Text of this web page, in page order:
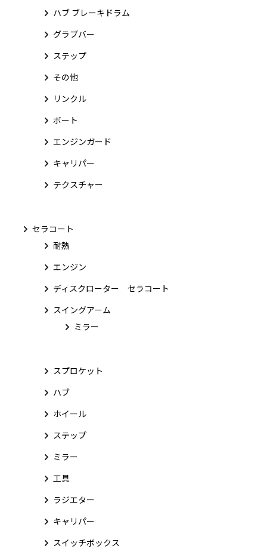
ハブ ブレーキドラム
グラブバー
ステップ
その他
リンクル
ボート
エンジンガード
キャリパー
テクスチャー
セラコート
耐熱
エンジン
ディスクローター セラコート
スイングアーム
ミラー
スプロケット
ハブ
ホイール
ステップ
ミラー
工具
ラジエター
キャリパー
スイッチボックス